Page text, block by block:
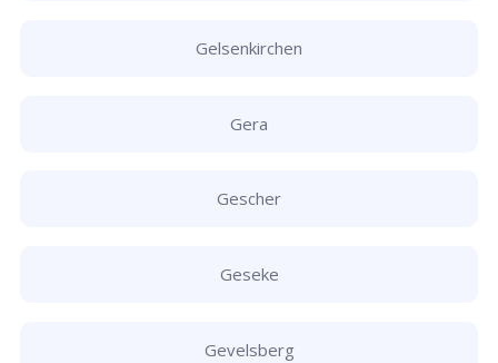
Gelsenkirchen
Gera
Gescher
Geseke
Gevelsberg